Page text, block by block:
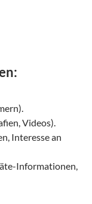
Videos).
Interesse an
Informationen,